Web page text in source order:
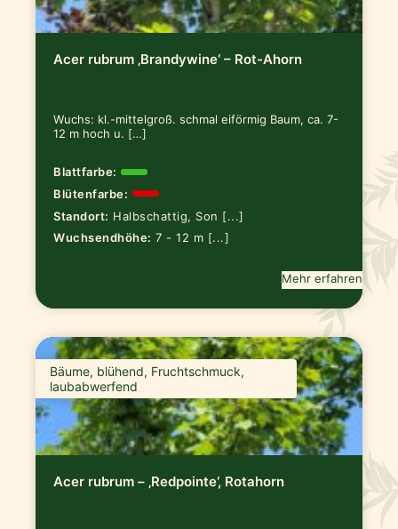
Acer rubrum ‚Brandywine‘ – Rot-Ahorn
Wuchs: kl.-mittelgroß. schmal eiförmig Baum, ca. 7-
12 m hoch u. […]
Blattfarbe:
Blütenfarbe:
Standort: Halbschattig, Son [...]
Wuchsendhöhe: 7 - 12 m [...]
Mehr erfahren
Bäume, blühend, Fruchtschmuck,
laubabwerfend
Acer rubrum – ‚Redpointe‘, Rotahorn